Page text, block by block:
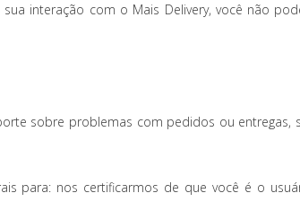
interação com o Mais Delivery, você não
sobre problemas com pedidos ou entregas,
para: nos certificarmos de que você é o